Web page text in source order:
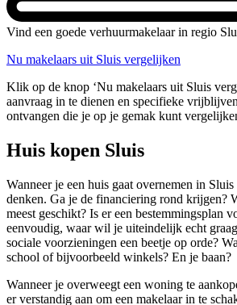
Vind een goede verhuurmakelaar in regio
Nu makelaars uit Sluis vergelijken
Klik op de knop ‘Nu makelaars uit Sluis
aanvraag in te dienen en specifieke
ontvangen die je op je gemak kunt
Huis kopen Sluis
Wanneer je een huis gaat overnemen in
denken. Ga je de financiering rond krijgen?
meest geschikt? Is er een bestemmingsplan
eenvoudig, waar wil je uiteindelijk echt
sociale voorzieningen een beetje op orde?
school of bijvoorbeeld winkels? En je baan?
Wanneer je overweegt een woning te
er verstandig aan om een makelaar in te